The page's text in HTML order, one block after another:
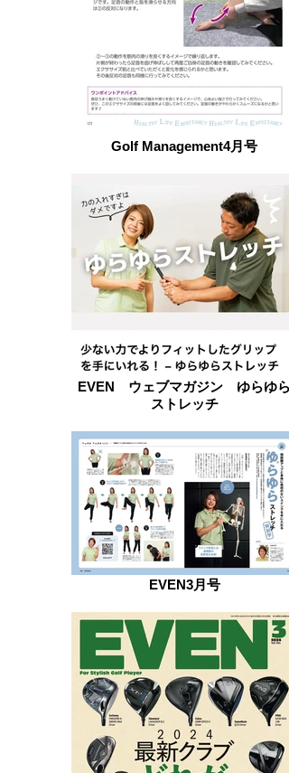
Golf Management4月号
EVEN ウェブマガジン ゆらゆら
ストレッチ
EVEN3月号